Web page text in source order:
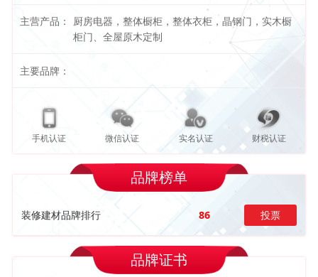
主营产品：
厨房电器，整体橱柜，整体衣柜，晶钢门，实木橱
柜门、全屋原木定制
主要品牌：
手机认证 微信认证 实名认证 财税认证
品牌榜单
装修建材品牌排行 86 投票
品牌证书